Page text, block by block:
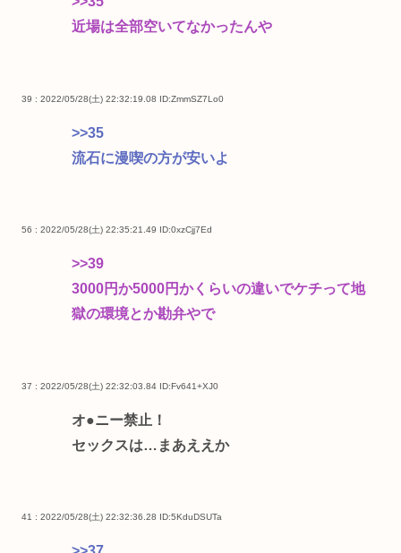
近場は全部空いてなかったんや
39 : 2022/05/28(土) 22:32:19.08 ID:ZmmSZ7Lo0
>>35
流石に漫喫の方が安いよ
56 : 2022/05/28(土) 22:35:21.49 ID:0xzCjj7Ed
>>39
3000円か5000円かくらいの違いでケチって地
獄の環境とか勘弁やで
37 : 2022/05/28(土) 22:32:03.84 ID:Fv641+XJ0
オ●ニー禁止！
セックスは…まあええか
41 : 2022/05/28(土) 22:32:36.28 ID:5KduDSUTa